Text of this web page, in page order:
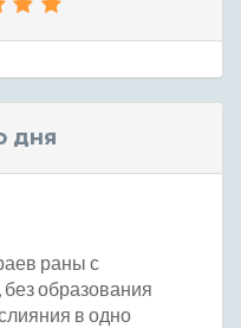
дня
раны с
образования
в одно